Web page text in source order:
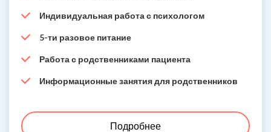
Индивидуальная работа с психологом
5-ти разовое питание
Работа с родственниками пациента
Информационные занятия для родственников
Подробнее